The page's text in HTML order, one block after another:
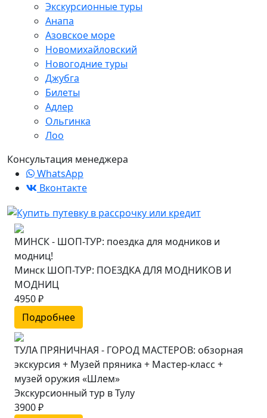
Экскурсионные туры
Анапа
Азовское море
Новомихайловский
Новогодние туры
Джубга
Билеты
Адлер
Ольгинка
Лоо
Консультация менеджера
WhatsApp
Вконтакте
МИНСК - ШОП-ТУР: поездка для модников и
модниц!
Минск ШОП-ТУР: ПОЕЗДКА ДЛЯ МОДНИКОВ И
МОДНИЦ
4950 ₽
Подробнее
ТУЛА ПРЯНИЧНАЯ - ГОРОД МАСТЕРОВ: обзорная
экскурсия + Музей пряника + Мастер-класс +
музей оружия «Шлем»
Экскурсионный тур в Тулу
3900 ₽